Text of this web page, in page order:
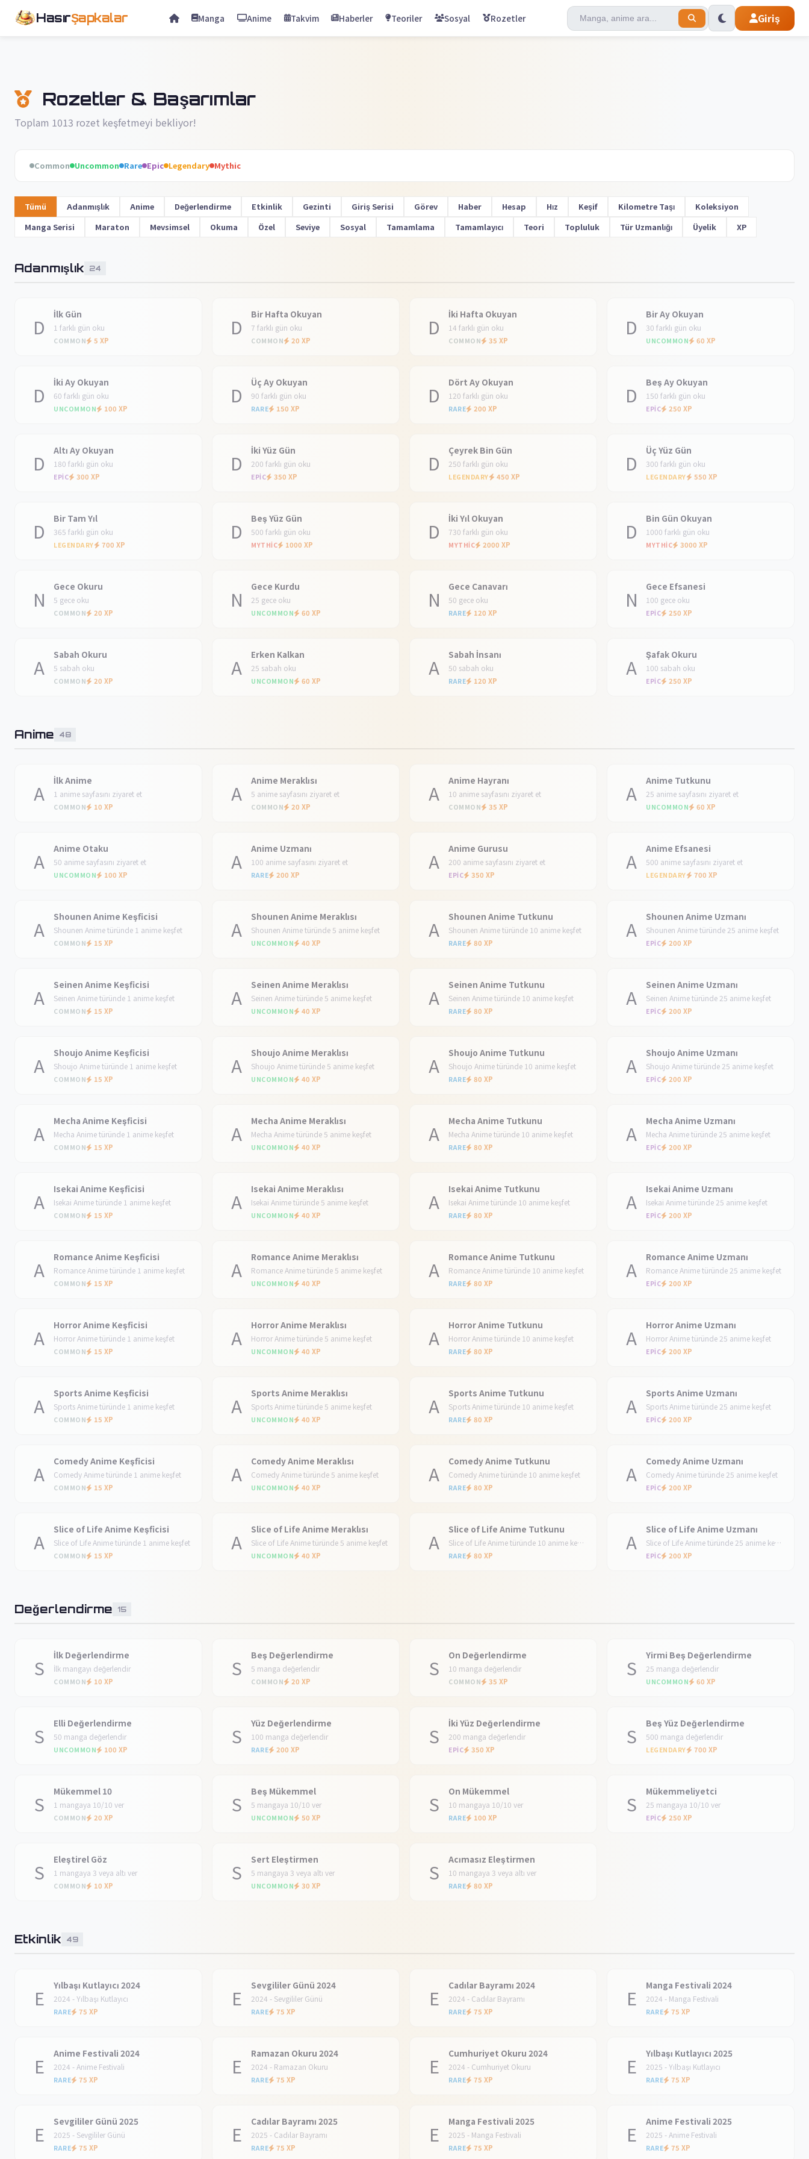
HasırŞapkalar Manga Anime Takvim Haberler Teoriler Sosyal Rozetler Giriş
Rozetler & Başarımlar
Toplam 1013 rozet keşfetmeyi bekliyor!
Common Uncommon Rare Epic Legendary Mythic
Tümü Adanmışlık Anime Değerlendirme Etkinlik Gezinti Giriş Serisi Görev Haber Hesap Hız Keşif Kilometre Taşı
Koleksiyon
Manga Serisi
Maraton Mevsimsel Okuma Özel Seviye Sosyal Tamamlama Tamamlayıcı Teori Topluluk Tür Uzmanlığı Üyelik XP
Adanmışlık 24
D
İlk Gün
1 farklı gün oku
COMMON 5 XP
D
Bir Hafta Okuyan
7 farklı gün oku
COMMON 20 XP
D
İki Hafta Okuyan
14 farklı gün oku
COMMON 35 XP
D
Bir Ay Okuyan
30 farklı gün oku
UNCOMMON 60 XP
D
İki Ay Okuyan
60 farklı gün oku
UNCOMMON 100 XP
D
Üç Ay Okuyan
90 farklı gün oku
RARE 150 XP
D
Dört Ay Okuyan
120 farklı gün oku
RARE 200 XP
D
Beş Ay Okuyan
150 farklı gün oku
EPIC 250 XP
D
Altı Ay Okuyan
180 farklı gün oku
EPIC 300 XP
D
İki Yüz Gün
200 farklı gün oku
EPIC 350 XP
D
Çeyrek Bin Gün
250 farklı gün oku
LEGENDARY 450 XP
D
Üç Yüz Gün
300 farklı gün oku
LEGENDARY 550 XP
D
Bir Tam Yıl
365 farklı gün oku
LEGENDARY 700 XP
D
Beş Yüz Gün
500 farklı gün oku
MYTHIC 1000 XP
D
İki Yıl Okuyan
730 farklı gün oku
MYTHIC 2000 XP
D
Bin Gün Okuyan
1000 farklı gün oku
MYTHIC 3000 XP
N
Gece Okuru
5 gece oku
COMMON 20 XP
N
Gece Kurdu
25 gece oku
UNCOMMON 60 XP
N
Gece Canavarı
50 gece oku
RARE 120 XP
N
Gece Efsanesi
100 gece oku
EPIC 250 XP
A
Sabah Okuru
5 sabah oku
COMMON 20 XP
A
Erken Kalkan
25 sabah oku
UNCOMMON 60 XP
A
Sabah İnsanı
50 sabah oku
RARE 120 XP
A
Şafak Okuru
100 sabah oku
EPIC 250 XP
Anime 48
A
İlk Anime
1 anime sayfasını ziyaret et
COMMON 10 XP
A
Anime Meraklısı
5 anime sayfasını ziyaret et
COMMON 20 XP
A
Anime Hayranı
10 anime sayfasını ziyaret et
COMMON 35 XP
A
Anime Tutkunu
25 anime sayfasını ziyaret et
UNCOMMON 60 XP
A
Anime Otaku
50 anime sayfasını ziyaret et
UNCOMMON 100 XP
A
Anime Uzmanı
100 anime sayfasını ziyaret et
RARE 200 XP
A
Anime Gurusu
200 anime sayfasını ziyaret et
EPIC 350 XP
A
Anime Efsanesi
500 anime sayfasını ziyaret et
LEGENDARY 700 XP
A
Shounen Anime Keşficisi
Shounen Anime türünde 1 anime keşfet
COMMON 15 XP
A
Shounen Anime Meraklısı
Shounen Anime türünde 5 anime keşfet
UNCOMMON 40 XP
A
Shounen Anime Tutkunu
Shounen Anime türünde 10 anime keşfet
RARE 80 XP
A
Shounen Anime Uzmanı
Shounen Anime türünde 25 anime keşfet
EPIC 200 XP
A
Seinen Anime Keşficisi
Seinen Anime türünde 1 anime keşfet
COMMON 15 XP
A
Seinen Anime Meraklısı
Seinen Anime türünde 5 anime keşfet
UNCOMMON 40 XP
A
Seinen Anime Tutkunu
Seinen Anime türünde 10 anime keşfet
RARE 80 XP
A
Seinen Anime Uzmanı
Seinen Anime türünde 25 anime keşfet
EPIC 200 XP
A
Shoujo Anime Keşficisi
Shoujo Anime türünde 1 anime keşfet
COMMON 15 XP
A
Shoujo Anime Meraklısı
Shoujo Anime türünde 5 anime keşfet
UNCOMMON 40 XP
A
Shoujo Anime Tutkunu
Shoujo Anime türünde 10 anime keşfet
RARE 80 XP
A
Shoujo Anime Uzmanı
Shoujo Anime türünde 25 anime keşfet
EPIC 200 XP
A
Mecha Anime Keşficisi
Mecha Anime türünde 1 anime keşfet
COMMON 15 XP
A
Mecha Anime Meraklısı
Mecha Anime türünde 5 anime keşfet
UNCOMMON 40 XP
A
Mecha Anime Tutkunu
Mecha Anime türünde 10 anime keşfet
RARE 80 XP
A
Mecha Anime Uzmanı
Mecha Anime türünde 25 anime keşfet
EPIC 200 XP
A
Isekai Anime Keşficisi
Isekai Anime türünde 1 anime keşfet
COMMON 15 XP
A
Isekai Anime Meraklısı
Isekai Anime türünde 5 anime keşfet
UNCOMMON 40 XP
A
Isekai Anime Tutkunu
Isekai Anime türünde 10 anime keşfet
RARE 80 XP
A
Isekai Anime Uzmanı
Isekai Anime türünde 25 anime keşfet
EPIC 200 XP
A
Romance Anime Keşficisi
Romance Anime türünde 1 anime keşfet
COMMON 15 XP
A
Romance Anime Meraklısı
Romance Anime türünde 5 anime keşfet
UNCOMMON 40 XP
A
Romance Anime Tutkunu
Romance Anime türünde 10 anime keşfet
RARE 80 XP
A
Romance Anime Uzmanı
Romance Anime türünde 25 anime keşfet
EPIC 200 XP
A
Horror Anime Keşficisi
Horror Anime türünde 1 anime keşfet
COMMON 15 XP
A
Horror Anime Meraklısı
Horror Anime türünde 5 anime keşfet
UNCOMMON 40 XP
A
Horror Anime Tutkunu
Horror Anime türünde 10 anime keşfet
RARE 80 XP
A
Horror Anime Uzmanı
Horror Anime türünde 25 anime keşfet
EPIC 200 XP
A
Sports Anime Keşficisi
Sports Anime türünde 1 anime keşfet
COMMON 15 XP
A
Sports Anime Meraklısı
Sports Anime türünde 5 anime keşfet
UNCOMMON 40 XP
A
Sports Anime Tutkunu
Sports Anime türünde 10 anime keşfet
RARE 80 XP
A
Sports Anime Uzmanı
Sports Anime türünde 25 anime keşfet
EPIC 200 XP
A
Comedy Anime Keşficisi
Comedy Anime türünde 1 anime keşfet
COMMON 15 XP
A
Comedy Anime Meraklısı
Comedy Anime türünde 5 anime keşfet
UNCOMMON 40 XP
A
Comedy Anime Tutkunu
Comedy Anime türünde 10 anime keşfet
RARE 80 XP
A
Comedy Anime Uzmanı
Comedy Anime türünde 25 anime keşfet
EPIC 200 XP
A
Slice of Life Anime Keşficisi
Slice of Life Anime türünde 1 anime keşfet
COMMON 15 XP
A
Slice of Life Anime Meraklısı
Slice of Life Anime türünde 5 anime keşfet
UNCOMMON 40 XP
A
Slice of Life Anime Tutkunu
Slice of Life Anime türünde 10 anime keşfet
RARE 80 XP
A
Slice of Life Anime Uzmanı
Slice of Life Anime türünde 25 anime keşfet
EPIC 200 XP
Değerlendirme 15
S
İlk Değerlendirme
İlk mangayı değerlendir
COMMON 10 XP
S
Beş Değerlendirme
5 manga değerlendir
COMMON 20 XP
S
On Değerlendirme
10 manga değerlendir
COMMON 35 XP
S
Yirmi Beş Değerlendirme
25 manga değerlendir
UNCOMMON 60 XP
S
Elli Değerlendirme
50 manga değerlendir
UNCOMMON 100 XP
S
Yüz Değerlendirme
100 manga değerlendir
RARE 200 XP
S
İki Yüz Değerlendirme
200 manga değerlendir
EPIC 350 XP
S
Beş Yüz Değerlendirme
500 manga değerlendir
LEGENDARY 700 XP
S
Mükemmel 10
1 mangaya 10/10 ver
COMMON 20 XP
S
Beş Mükemmel
5 mangaya 10/10 ver
UNCOMMON 50 XP
S
On Mükemmel
10 mangaya 10/10 ver
RARE 100 XP
S
Mükemmeliyetci
25 mangaya 10/10 ver
EPIC 250 XP
S
Eleştirel Göz
1 mangaya 3 veya altı ver
COMMON 10 XP
S
Sert Eleştirmen
5 mangaya 3 veya altı ver
UNCOMMON 30 XP
S
Acımasız Eleştirmen
10 mangaya 3 veya altı ver
RARE 80 XP
Etkinlik 49
E
Yılbaşı Kutlayıcı 2024
2024 - Yılbaşı Kutlayıcı
RARE 75 XP
E
Sevgililer Günü 2024
2024 - Sevgililer Günü
RARE 75 XP
E
Cadılar Bayramı 2024
2024 - Cadılar Bayramı
RARE 75 XP
E
Manga Festivali 2024
2024 - Manga Festivali
RARE 75 XP
E
Anime Festivali 2024
2024 - Anime Festivali
RARE 75 XP
E
Ramazan Okuru 2024
2024 - Ramazan Okuru
RARE 75 XP
E
Cumhuriyet Okuru 2024
2024 - Cumhuriyet Okuru
RARE 75 XP
E
Yılbaşı Kutlayıcı 2025
2025 - Yılbaşı Kutlayıcı
RARE 75 XP
E
Sevgililer Günü 2025
2025 - Sevgililer Günü
RARE 75 XP
E
Cadılar Bayramı 2025
2025 - Cadılar Bayramı
RARE 75 XP
E
Manga Festivali 2025
2025 - Manga Festivali
RARE 75 XP
E
Anime Festivali 2025
2025 - Anime Festivali
RARE 75 XP